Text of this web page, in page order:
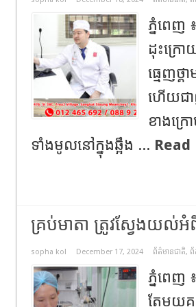
ភ្នំពេញ
ដុះក្រោ
ធ្មេញថ្
ហើយជា
ខាងក្រ
ទាំងមូលនៅក្នុងឆ្អឹង ...
គ្រប់មាតា ត្រូវស្វែងយល់
sopha kol December 17, 2024 ព័ត៌មានជាតិ, ព័
ភ្នំពេញ
តែមួយគ